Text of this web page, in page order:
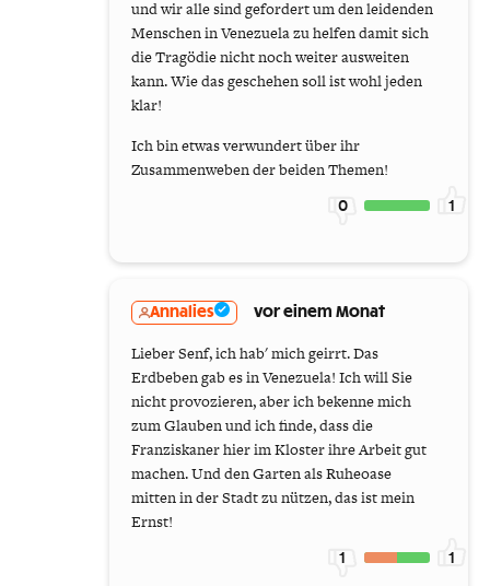
und wir alle sind gefordert um den leidenden
Menschen in Venezuela zu helfen damit sich
die Tragödie nicht noch weiter ausweiten
kann. Wie das geschehen soll ist wohl jeden
klar!
Ich bin etwas verwundert über ihr
Zusammenweben der beiden Themen!
0 1
Annalies vor einem Monat
Lieber Senf, ich hab' mich geirrt. Das
Erdbeben gab es in Venezuela! Ich will Sie
nicht provozieren, aber ich bekenne mich
zum Glauben und ich finde, dass die
Franziskaner hier im Kloster ihre Arbeit gut
machen. Und den Garten als Ruheoase
mitten in der Stadt zu nützen, das ist mein
Ernst!
1 1